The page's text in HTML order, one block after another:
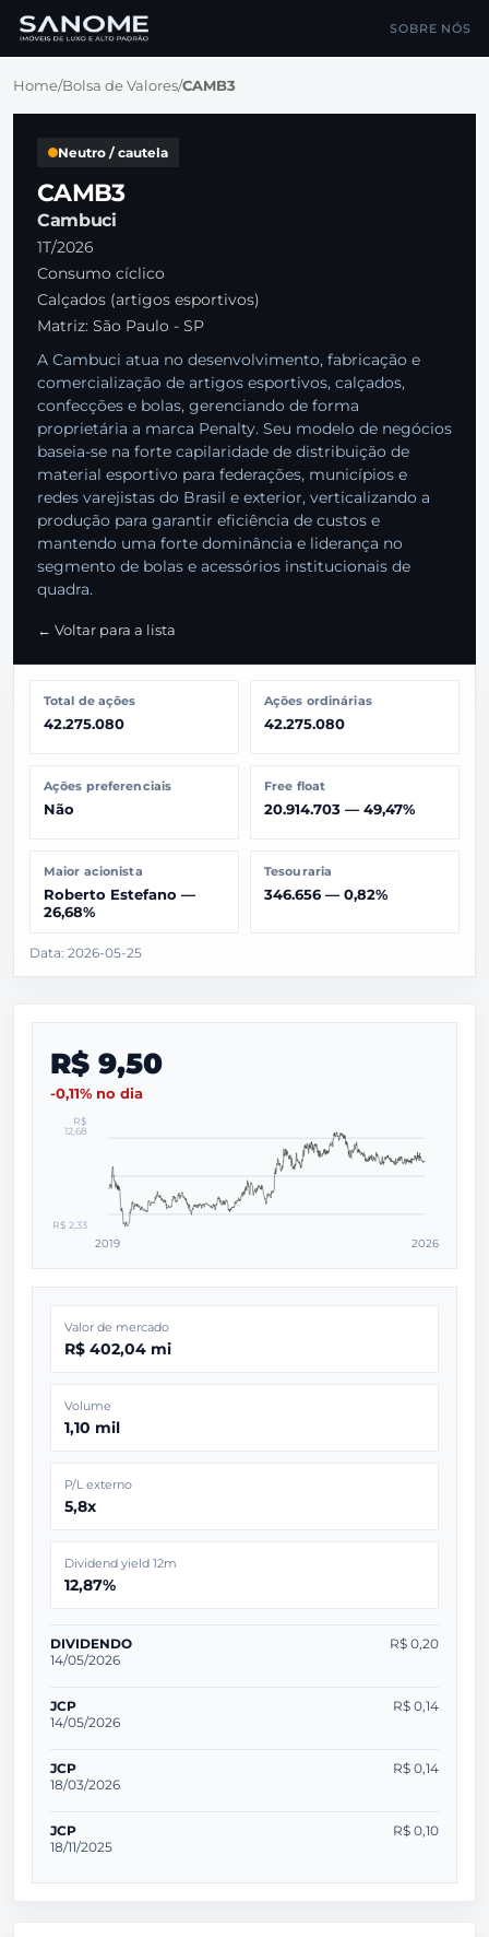
SOBRE NÓS
Home/Bolsa de Valores/CAMB3
Neutro / cautela
CAMB3
Cambuci
1T/2026
Consumo cíclico
Calçados (artigos esportivos)
Matriz: São Paulo - SP
A Cambuci atua no desenvolvimento, fabricação e
comercialização de artigos esportivos, calçados,
confecções e bolas, gerenciando de forma
proprietária a marca Penalty. Seu modelo de negócios
baseia-se na forte capilaridade de distribuição de
material esportivo para federações, municípios e
redes varejistas do Brasil e exterior, verticalizando a
produção para garantir eficiência de custos e
mantendo uma forte dominância e liderança no
segmento de bolas e acessórios institucionais de
quadra.
← Voltar para a lista
Total de ações
42.275.080
Ações ordinárias
42.275.080
Ações preferenciais
Não
Free float
20.914.703 — 49,47%
Maior acionista
Roberto Estefano —
26,68%
Tesouraria
346.656 — 0,82%
Data: 2026-05-25
R$ 9,50
-0,11% no dia
R$
12,68
R$ 2,33
2019 2026
Valor de mercado
R$ 402,04 mi
Volume
1,10 mil
P/L externo
5,8x
Dividend yield 12m
12,87%
DIVIDENDO
14/05/2026
R$ 0,20
JCP
14/05/2026
R$ 0,14
JCP
18/03/2026
R$ 0,14
JCP
18/11/2025
R$ 0,10